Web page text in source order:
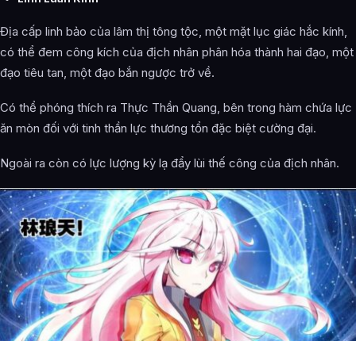
Địa cấp linh bảo của lâm thị tông tộc, một mặt lục giác hắc kính,
có thể đem công kích của địch nhân phân hóa thành hai đạo, một
đạo tiêu tan, một đạo bắn ngược trở về.
Có thể phóng thích ra Thực Thần Quang, bên trong hàm chứa lực
ăn mòn đối với tinh thần lực thương tổn đặc biệt cường đại.
Ngoài ra còn có lực lượng kỳ lạ đẩy lùi thế công của địch nhân.